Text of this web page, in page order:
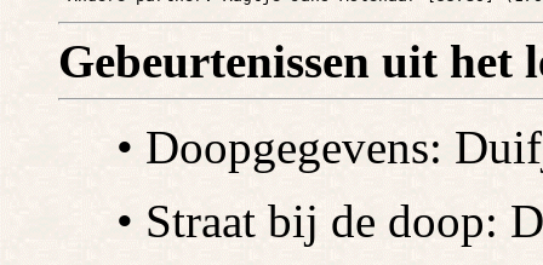
Gebeurtenissen uit het
• Doopgegevens:
• Straat bij de doop: